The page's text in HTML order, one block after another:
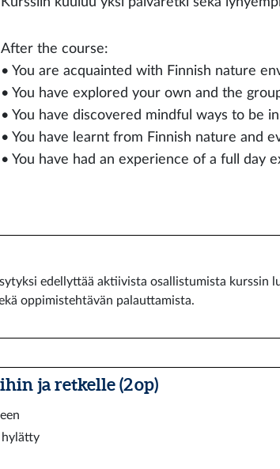
After the course:
• You are acquainted with Finnish nature
• You have explored your own and the
• You have discovered mindful ways to be
• You have learnt from Finnish nature and
• You have had an experience of a full day
edellyttää aktiivista osallistumista kurssin
oppimistehtävän palauttamista.
ja retkelle (2 op)
hylätty